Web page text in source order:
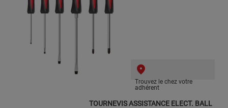
Trouvez le chez votre
adhérent
TOURNEVIS ASSISTANCE ELECT. BALL